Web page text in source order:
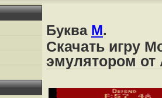
Буква M.
Скачать игру
эмулятором от